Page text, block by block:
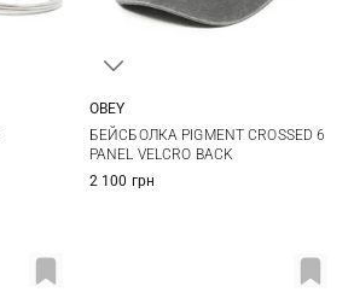
OBEY
БЕЙСБОЛКА PIGMENT CROSSED 6
PANEL VELCRO BACK
2 100 грн